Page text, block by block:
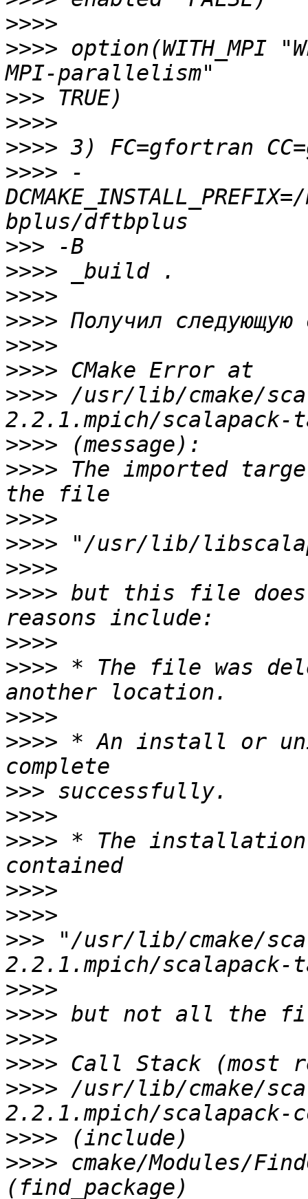
>>>>
>>>> option(WITH_MPI
>>>
>>>>
>>>>
>>>> -
>>>
>>>>
>>>>
>>>>
>>>>
>>>>
>>>> /usr/lib/cmake/
>>>>
>>>> The imported
>>>>
>>>>
>>>>
>>>> but this file
>>>>
>>>> * The file was
>>>>
>>>> * An install or
>>>
>>>>
>>>> * The installation
>>>>
>>>>
>>> "/usr/lib/cmake/
>>>>
>>>>
>>>>
>>>>
>>>> /usr/lib/cmake/
>>>>
>>>> cmake/Modules/